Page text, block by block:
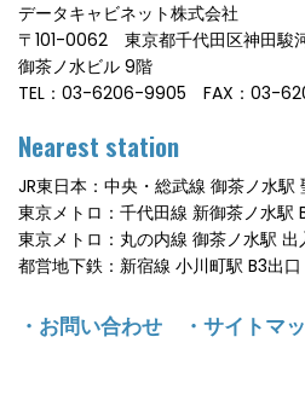
データキャビネット株式会社
〒101-0062 東京都千代田区神田駿
御茶ノ水ビル 9階
TEL：03-6206-9905 FAX：03-
Nearest station
JR東日本：中央・総武線 御茶ノ水駅
東京メトロ：千代田線 新御茶ノ水駅
東京メトロ：丸の内線 御茶ノ水駅
都営地下鉄：新宿線 小川町駅 B3出
・ お問い合わせ ・ サイトマ